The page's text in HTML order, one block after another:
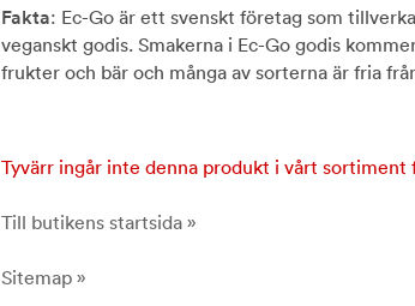
Fakta: Ec-Go är ett svenskt företag som
veganskt godis. Smakerna i Ec-Go godis
frukter och bär och många av sorterna är fria
Tyvärr ingår inte denna produkt i vårt
Till butikens startsida »
Sitemap »